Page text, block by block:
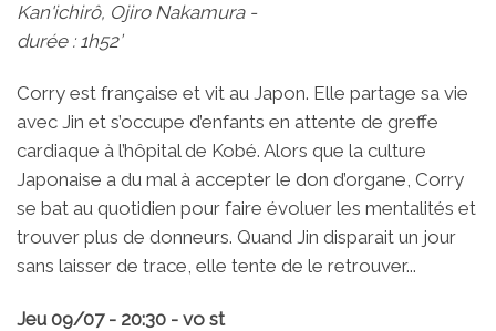
Kan'ichirô, Ojiro Nakamura -
durée : 1h52’
Corry est française et vit au Japon. Elle partage sa vie
avec Jin et s’occupe d’enfants en attente de greffe
cardiaque à l’hôpital de Kobé. Alors que la culture
Japonaise a du mal à accepter le don d’organe, Corry
se bat au quotidien pour faire évoluer les mentalités et
trouver plus de donneurs. Quand Jin disparait un jour
sans laisser de trace, elle tente de le retrouver...
Jeu 09/07 - 20:30 - vo st